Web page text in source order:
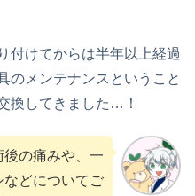
付けてからは半年以上経過
のメンテナンスということ
換してきました…！
の痛みや、一
どについてご